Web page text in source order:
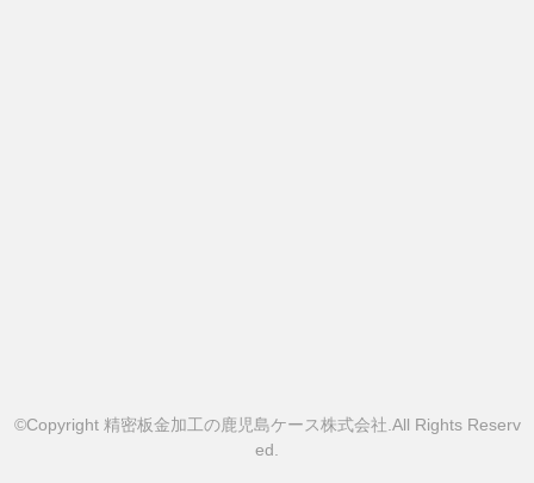
©Copyright 精密板金加工の鹿児島ケース株式会社.All Rights Reserv
ed.